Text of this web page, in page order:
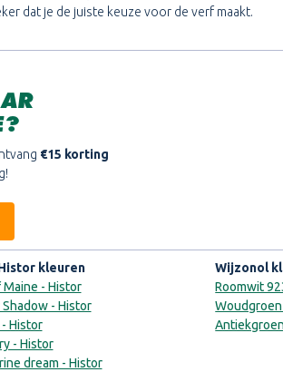
dat je de juiste keuze voor de verf maakt.
€15 korting
kleuren
Maine - Histor
Shadow - Histor
Histor
- Histor
dream - Histor
Wijzonol
Roomwit